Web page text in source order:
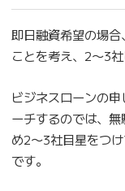
即日融資希望の場
ことを考え、2〜3
ビジネスローンの
ーチするのでは、
め2〜3社目星をつ
です。